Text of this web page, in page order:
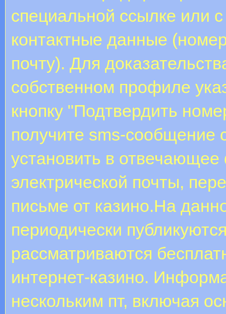
специальной ссылке или
контактные данные
почту). Для
собственном профиле
кнопку "Подтвердить
получите sms-сообщение
установить в
электрической почты,
письме от казино.На
периодически
рассматриваются
интернет-казино.
нескольким пт, включая